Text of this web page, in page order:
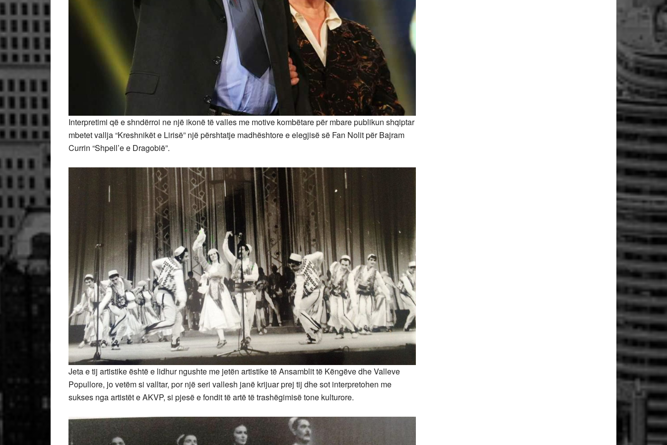
Interpretimi që e shndërroi ne një ikonë të valles me motive kombëtare për mbare publikun shqiptar
mbetet vallja “Kreshnikët e Lirisë” një përshtatje madhështore e elegjisë së Fan Nolit për Bajram
Currin “Shpell’e e Dragobië”.
Jeta e tij artistike është e lidhur ngushte me jetën artistike të Ansamblit të Këngëve dhe Valleve
Popullore, jo vetëm si valltar, por një seri vallesh janë krijuar prej tij dhe sot interpretohen me
sukses nga artistët e AKVP, si pjesë e fondit të artë të trashëgimisë tone kulturore.